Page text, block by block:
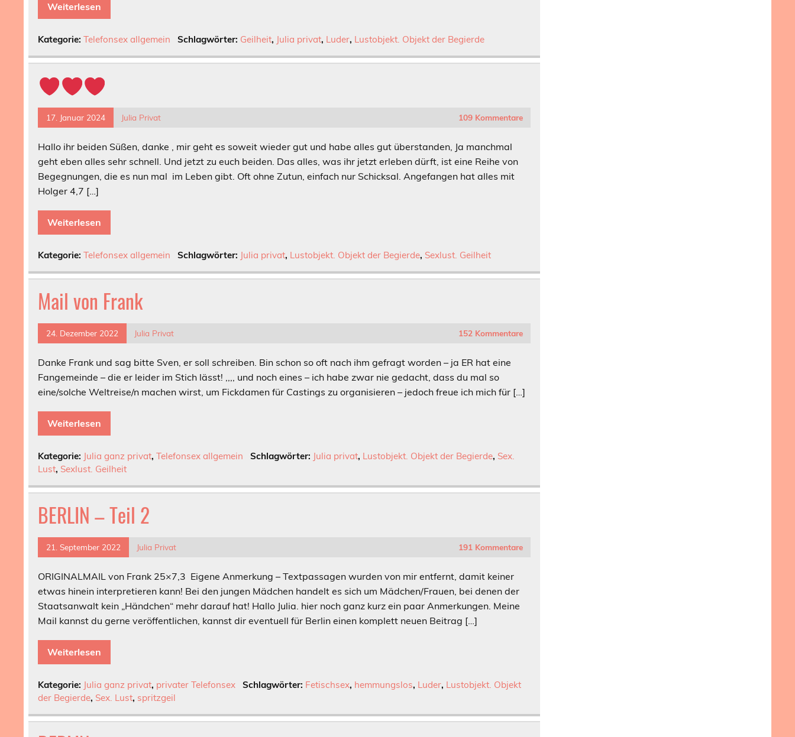
Weiterlesen
Kategorie:Telefonsex allgemein Schlagwörter: Geilheit, Julia privat, Luder, Lustobjekt. Objekt der Begierde
17. Januar 2024 Julia Privat 109 Kommentare
Hallo ihr beiden Süßen, danke , mir geht es soweit wieder gut und habe alles gut überstanden, Ja manchmal
geht eben alles sehr schnell. Und jetzt zu euch beiden. Das alles, was ihr jetzt erleben dürft, ist eine Reihe von
Begegnungen, die es nun mal im Leben gibt. Oft ohne Zutun, einfach nur Schicksal. Angefangen hat alles mit
Holger 4,7 […]
Weiterlesen
Kategorie:Telefonsex allgemein Schlagwörter: Julia privat, Lustobjekt. Objekt der Begierde, Sexlust. Geilheit
Mail von Frank
24. Dezember 2022 Julia Privat 152 Kommentare
Danke Frank und sag bitte Sven, er soll schreiben. Bin schon so oft nach ihm gefragt worden – ja ER hat eine
Fangemeinde – die er leider im Stich lässt! ,,,, und noch eines – ich habe zwar nie gedacht, dass du mal so
eine/solche Weltreise/n machen wirst, um Fickdamen für Castings zu organisieren – jedoch freue ich mich für […]
Weiterlesen
Kategorie: Julia ganz privat,Telefonsex allgemein Schlagwörter: Julia privat, Lustobjekt. Objekt der Begierde, Sex.
Lust, Sexlust. Geilheit
BERLIN – Teil 2
21. September 2022 Julia Privat 191 Kommentare
ORIGINALMAIL von Frank 25×7,3 Eigene Anmerkung – Textpassagen wurden von mir entfernt, damit keiner
etwas hinein interpretieren kann! Bei den jungen Mädchen handelt es sich um Mädchen/Frauen, bei denen der
Staatsanwalt kein „Händchen“ mehr darauf hat! Hallo Julia. hier noch ganz kurz ein paar Anmerkungen. Meine
Mail kannst du gerne veröffentlichen, kannst dir eventuell für Berlin einen komplett neuen Beitrag […]
Weiterlesen
Kategorie: Julia ganz privat, privater Telefonsex Schlagwörter: Fetischsex, hemmungslos, Luder, Lustobjekt. Objekt
der Begierde, Sex. Lust, spritzgeil